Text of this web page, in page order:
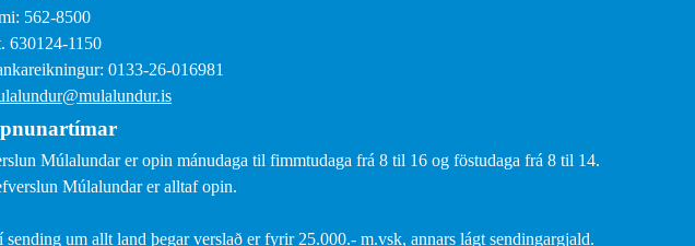
562-8500
630124-1150
0133-26-016981
Múlalundar er opin mánudaga til fimmtudaga frá 8 til 16 og föstudaga frá 8 til 14.
Múlalundar er alltaf opin.
sending um allt land þegar verslað er fyrir 25.000.- m.vsk, annars lágt sendingargjald.